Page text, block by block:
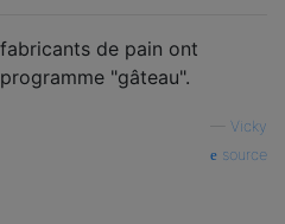
de pain ont
"gâteau".
Vicky
source